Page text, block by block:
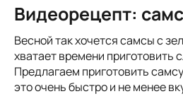
Видеорецепт:
Весной так хочется самсы с
хватает времени приготовить
Предлагаем приготовить
это очень быстро и не менее